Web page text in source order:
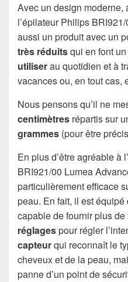
Avec un design moderne,
l’épilateur Philips
aussi un produit avec un
très réduitsqui en font
utiliserau quotidien et à
vacances ou, en tout cas,
Nous pensons qu’il ne
centimètres répartis sur
grammes (pour être
En plus d’être agréable à
BRI921/00 Lumea
particulièrement efficace
peau. En fait, il est équipé
capable de fournir plus de
réglagespour régler
capteurqui reconnaît le
cheveux et de la peau,
panne d’un point de